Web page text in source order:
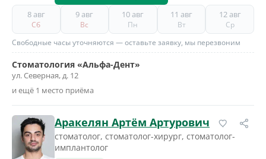
8 авг
Сб
9 авг
Вс
10 авг
Пн
11 авг
Вт
12 авг
Ср
Свободные часы уточняются — оставьте заявку, мы перезвоним
Стоматология «Альфа-Дент»
ул. Северная, д. 12
и ещё 1 место приёма
Аракелян Артём Артурович
стоматолог, стоматолог-хирург, стоматолог-
имплантолог